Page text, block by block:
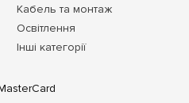
Кабель та монтаж
Освітлення
Інші категорії